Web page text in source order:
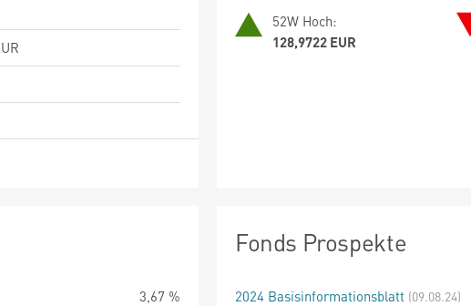
52W Hoch:
128,9722 EUR
3,67 %
Fonds Prospekte
2024 Basisinformationsblatt (09.08.24)